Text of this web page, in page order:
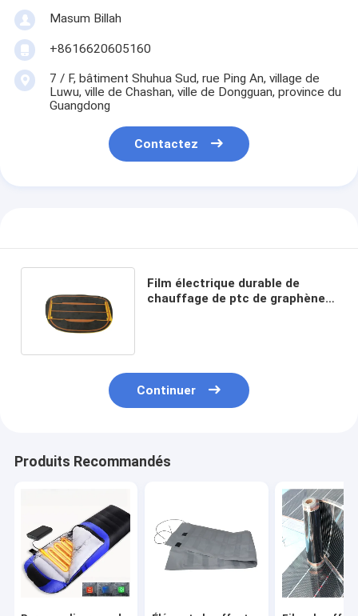
Masum Billah
+8616620605160
7 / F, bâtiment Shuhua Sud, rue Ping An, village de
Luwu, ville de Chashan, ville de Dongguan, province du
Guangdong
Contactez
Film électrique durable de
chauffage de ptc de graphène
Continuer
Produits Recommandés